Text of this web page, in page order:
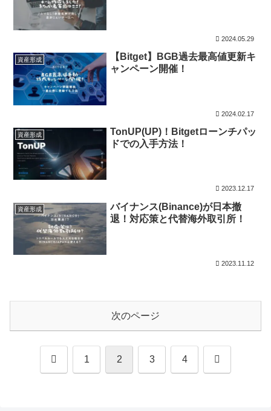
2024.05.29
資産形成
【Bitget】BGB過去最高値更新キ
ャンペーン開催！
2024.02.17
資産形成
TonUP(UP)！Bitgetローンチパッ
ドでの入手方法！
2023.12.17
資産形成
バイナンス(Binance)が日本撤
退！対応策と代替海外取引所！
2023.11.12
次のページ
前 1 2 3 4 次